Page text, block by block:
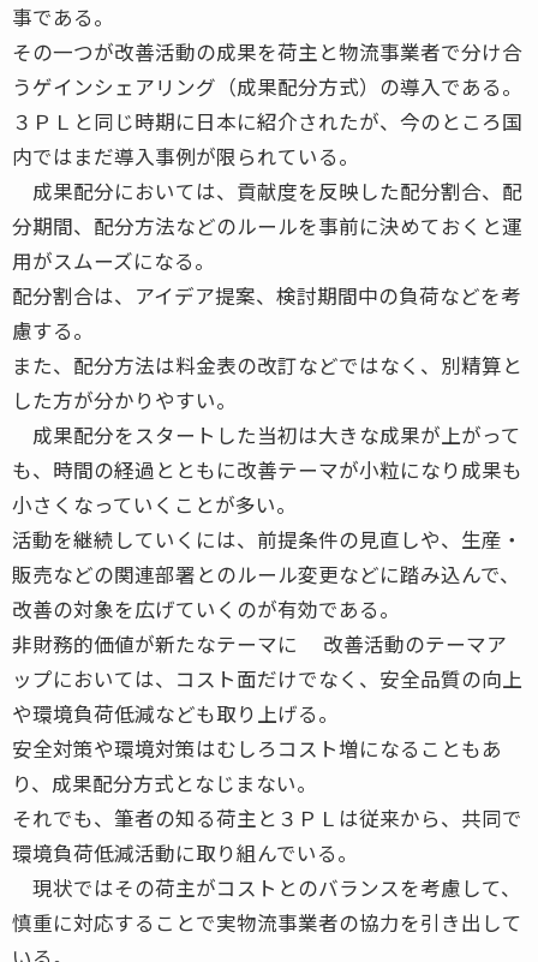
事である。
その一つが改善活動の成果を荷主と物流事業者で分け合
うゲインシェアリング（成果配分方式）の導入である。
３ＰＬと同じ時期に日本に紹介されたが、今のところ国
内ではまだ導入事例が限られている。
成果配分においては、貢献度を反映した配分割合、配
分期間、配分方法などのルールを事前に決めておくと運
用がスムーズになる。
配分割合は、アイデア提案、検討期間中の負荷などを考
慮する。
また、配分方法は料金表の改訂などではなく、別精算と
した方が分かりやすい。
成果配分をスタートした当初は大きな成果が上がって
も、時間の経過とともに改善テーマが小粒になり成果も
小さくなっていくことが多い。
活動を継続していくには、前提条件の見直しや、生産・
販売などの関連部署とのルール変更などに踏み込んで、
改善の対象を広げていくのが有効である。
非財務的価値が新たなテーマに 改善活動のテーマア
ップにおいては、コスト面だけでなく、安全品質の向上
や環境負荷低減なども取り上げる。
安全対策や環境対策はむしろコスト増になることもあ
り、成果配分方式となじまない。
それでも、筆者の知る荷主と３ＰＬは従来から、共同で
環境負荷低減活動に取り組んでいる。
現状ではその荷主がコストとのバランスを考慮して、
慎重に対応することで実物流事業者の協力を引き出して